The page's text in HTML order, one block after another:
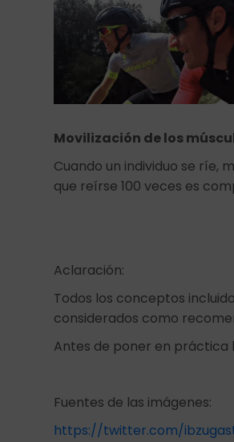
Movilización de los
Cuando un individuo se ríe,
que reírse 100 veces es
Aclaración:
Todos los conceptos
considerados como
Antes de poner en práctica
Fuentes de las imágenes:
https://twitter.com/